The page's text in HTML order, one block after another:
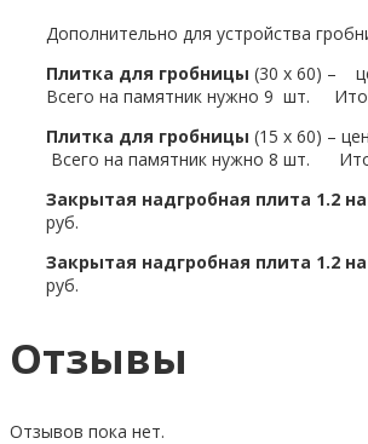
Дополнительно для устройства
Плитка для гробницы (30 х 60) –
Всего на памятник нужно 9 шт.
Плитка для гробницы (15 х 60) –
Всего на памятник нужно 8 шт.
Закрытая надгробная плита 1.2
руб.
Закрытая надгробная плита 1.2
руб.
Отзывы
Отзывов пока нет.